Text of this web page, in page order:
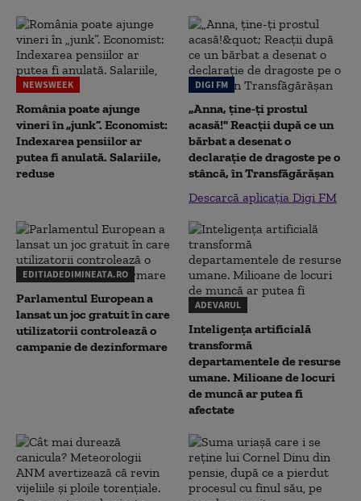
NEWSWEEK
România poate ajunge
vineri în „junk”. Economist:
Indexarea pensiilor ar
putea fi anulată. Salariile,
reduse
DIGI FM
„Anna, ţine-ţi prostul
acasă!" Reacţii după ce un
bărbat a desenat o
declaraţie de dragoste pe o
stâncă, în Transfăgărăşan
Descarcă aplicația Digi FM
EDITIADEDIMINEATA.RO
Parlamentul European a
lansat un joc gratuit în care
utilizatorii controlează o
campanie de dezinformare
ADEVARUL
Inteligența artificială
transformă
departamentele de resurse
umane. Milioane de locuri
de muncă ar putea fi
afectate